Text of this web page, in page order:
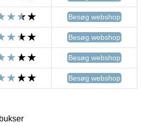
Besøg webshop
Besøg webshop
Besøg webshop
Besøg webshop